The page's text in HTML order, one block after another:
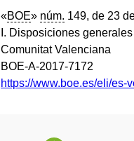
«BOE» núm. 149, de 23
I. Disposiciones generales
Comunitat Valenciana
BOE-A-2017-7172
https://www.boe.es/eli/es-